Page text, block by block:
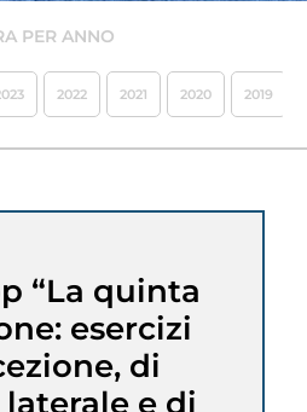
PER ANNO
2022 2021 2020 2019
“La quinta
esercizi
di
e di